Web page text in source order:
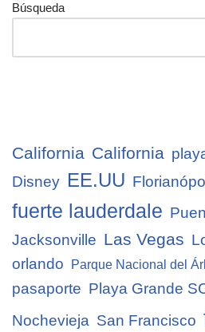
Búsqueda
California California
Disney
EE.UU
fuerte lauderdale
Jacksonville Las Vegas
orlando Parque Nacional del
pasaporte Playa Grande
Nochevieja San Francisco